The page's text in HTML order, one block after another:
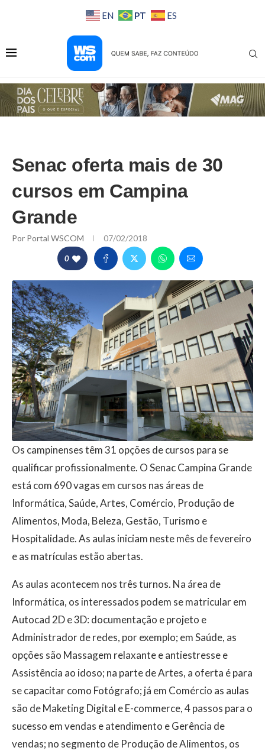
EN PT ES
Senac oferta mais de 30
cursos em Campina
Grande
Por Portal WSCOM 07/02/2018
0
Os campinenses têm 31 opções de cursos para se
qualificar profissionalmente. O Senac Campina Grande
está com 690 vagas em cursos nas áreas de
Informática, Saúde, Artes, Comércio, Produção de
Alimentos, Moda, Beleza, Gestão, Turismo e
Hospitalidade. As aulas iniciam neste mês de fevereiro
e as matrículas estão abertas.
As aulas acontecem nos três turnos. Na área de
Informática, os interessados podem se matricular em
Autocad 2D e 3D: documentação e projeto e
Administrador de redes, por exemplo; em Saúde, as
opções são Massagem relaxante e antiestresse e
Assistência ao idoso; na parte de Artes, a oferta é para
se capacitar como Fotógrafo; já em Comércio as aulas
são de Maketing Digital e E-commerce, 4 passos para o
sucesso em vendas e atendimento e Gerência de
vendas; no segmento de Produção de Alimentos, os